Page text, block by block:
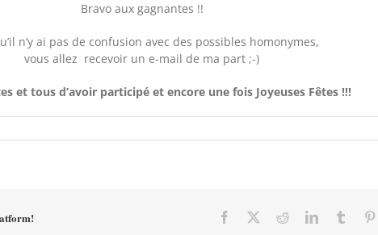
Bravo aux gagnantes !!
n’y ai pas de confusion avec des possibles homonymes,
vous allez recevoir un e-mail de ma part ;-)
et tous d’avoir participé et encore une fois Joyeuses Fêtes !!!
Facebook RedditLinkedInTumblr